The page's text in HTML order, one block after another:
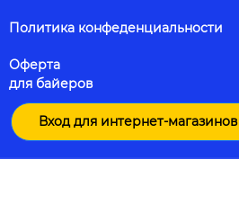
Политика конфеденциальности
Оферта
для байеров
Вход для интернет-магазинов